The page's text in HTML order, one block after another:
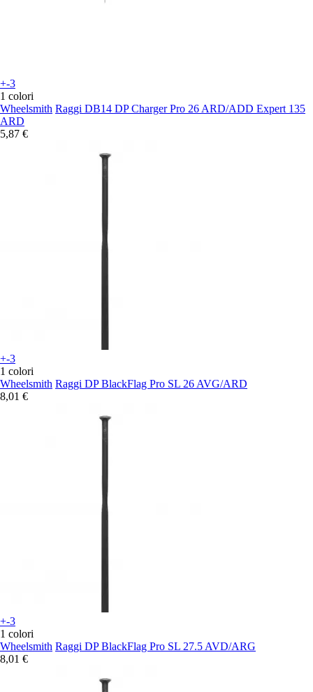
+-3
1 colori
Wheelsmith Raggi DB14 DP Charger Pro 26 ARD/ADD Expert 135
ARD
5,87 €
+-3
1 colori
Wheelsmith Raggi DP BlackFlag Pro SL 26 AVG/ARD
8,01 €
+-3
1 colori
Wheelsmith Raggi DP BlackFlag Pro SL 27.5 AVD/ARG
8,01 €